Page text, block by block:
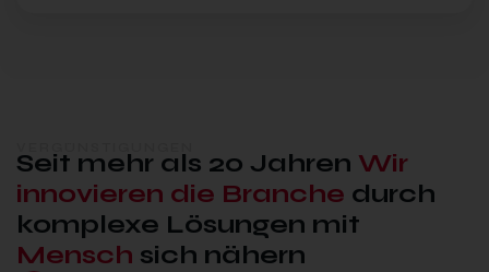
Seit mehr als 20 Jahren Wir
innovieren die Branche durch
komplexe Lösungen mit
Mensch sich nähern